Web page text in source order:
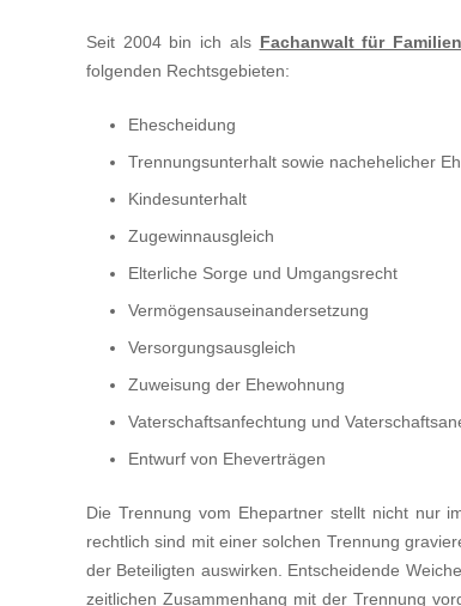
Seit 2004 bin ich als Fachanwalt für
folgenden Rechtsgebieten:
Ehescheidung
Trennungsunterhalt sowie nachehelicher
Kindesunterhalt
Zugewinnausgleich
Elterliche Sorge und Umgangsrecht
Vermögensauseinandersetzung
Versorgungsausgleich
Zuweisung der Ehewohnung
Vaterschaftsanfechtung und
Entwurf von Eheverträgen
Die Trennung vom Ehepartner stellt nicht nur
rechtlich sind mit einer solchen Trennung
der Beteiligten auswirken. Entscheidende
zeitlichen Zusammenhang mit der Trennung